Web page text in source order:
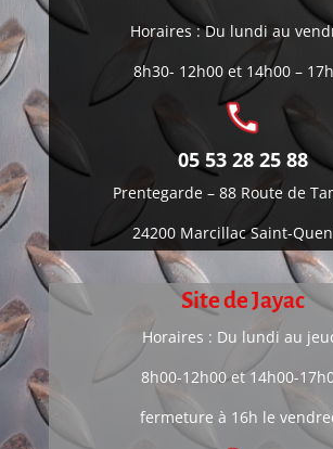
Horaires : Du lundi au
8h30- 12h00 et 14h00 –
05 53 28 25 88
Prentegarde –88 Route de
24200 Marcillac Saint-
Site de Jayac
Horaires : Du lundi au
8h00-12h00 et 14h00-
fermeture à 16h le